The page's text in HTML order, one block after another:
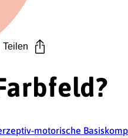
Teilen
motorische